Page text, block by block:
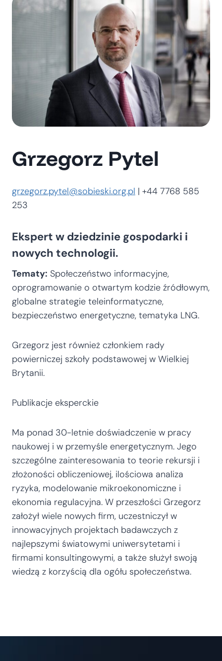
Grzegorz Pytel
grzegorz.pytel@sobieski.org.pl | +44 7768 585
253
Ekspert w dziedzinie gospodarki i
nowych technologii.
Tematy: Społeczeństwo informacyjne,
oprogramowanie o otwartym kodzie źródłowym,
globalne strategie teleinformatyczne,
bezpieczeństwo energetyczne, tematyka LNG.
Grzegorz jest również członkiem rady
powierniczej szkoły podstawowej w Wielkiej
Brytanii.
Publikacje eksperckie
Ma ponad 30-letnie doświadczenie w pracy
naukowej i w przemyśle energetycznym. Jego
szczególne zainteresowania to teorie rekursji i
złożoności obliczeniowej, ilościowa analiza
ryzyka, modelowanie mikroekonomiczne i
ekonomia regulacyjna. W przeszłości Grzegorz
założył wiele nowych firm, uczestniczył w
innowacyjnych projektach badawczych z
najlepszymi światowymi uniwersytetami i
firmami konsultingowymi, a także służył swoją
wiedzą z korzyścią dla ogółu społeczeństwa.